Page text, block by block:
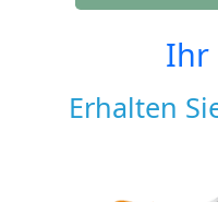
Ihr
Erhalten